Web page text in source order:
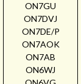
ON7GU
ON7DVJ
ON7DE/P
ON7AOK
ON7AB
ON6WJ